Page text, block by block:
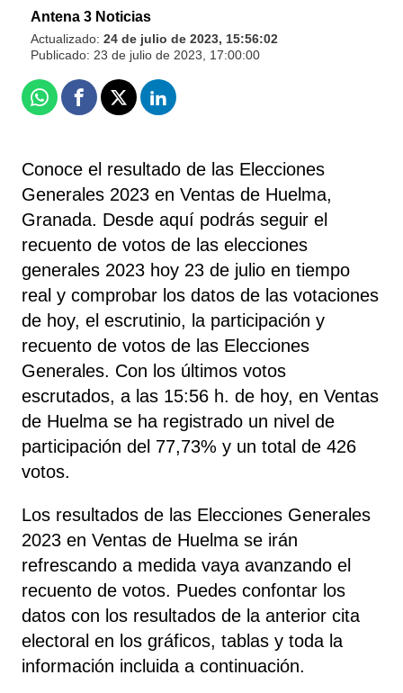
Antena 3 Noticias
Actualizado: 24 de julio de 2023, 15:56:02
Publicado: 23 de julio de 2023, 17:00:00
WhatsappFacebook
X Linkedin
Conoce el resultado de las Elecciones
Generales 2023 en Ventas de Huelma,
Granada. Desde aquí podrás seguir el
recuento de votos de las elecciones
generales 2023 hoy 23 de julio en tiempo
real y comprobar los datos de las votaciones
de hoy, el escrutinio, la participación y
recuento de votos de las Elecciones
Generales. Con los últimos votos
escrutados, a las 15:56 h. de hoy, en Ventas
de Huelma se ha registrado un nivel de
participación del 77,73% y un total de 426
votos.
Los resultados de las Elecciones Generales
2023 en Ventas de Huelma se irán
refrescando a medida vaya avanzando el
recuento de votos. Puedes confontar los
datos con los resultados de la anterior cita
electoral en los gráficos, tablas y toda la
información incluida a continuación.